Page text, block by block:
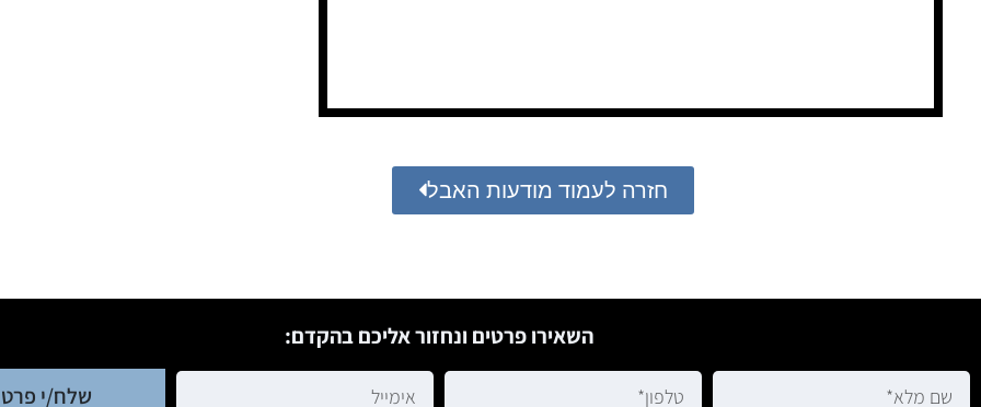
חזרה לעמוד מודעות האבל
השאירו פרטים ונחזור אליכם בהקדם:
שלח/י